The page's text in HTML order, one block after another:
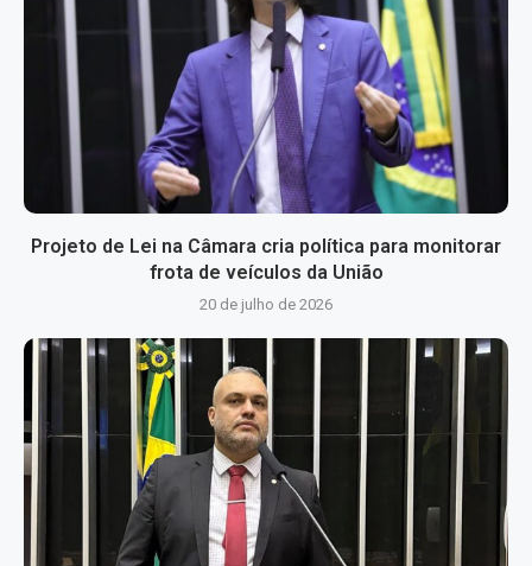
Projeto de Lei na Câmara cria política para monitorar
frota de veículos da União
20 de julho de 2026